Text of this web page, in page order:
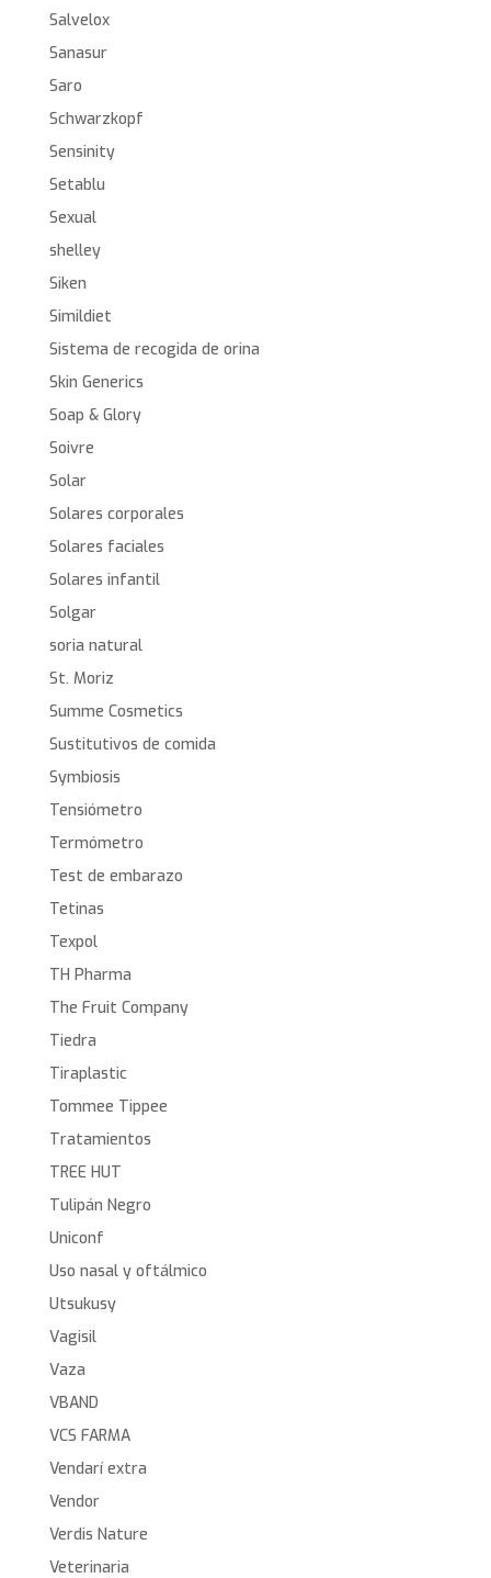
Salvelox
Sanasur
Saro
Schwarzkopf
Sensinity
Setablu
Sexual
shelley
Siken
Simildiet
Sistema de recogida de orina
Skin Generics
Soap & Glory
Soivre
Solar
Solares corporales
Solares faciales
Solares infantil
Solgar
soria natural
St. Moriz
Summe Cosmetics
Sustitutivos de comida
Symbiosis
Tensiómetro
Termómetro
Test de embarazo
Tetinas
Texpol
TH Pharma
The Fruit Company
Tiedra
Tiraplastic
Tommee Tippee
Tratamientos
TREE HUT
Tulipán Negro
Uniconf
Uso nasal y oftálmico
Utsukusy
Vagisil
Vaza
VBAND
VCS FARMA
Vendarí extra
Vendor
Verdis Nature
Veterinaria